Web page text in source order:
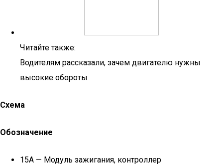
Читайте также:
Водителям рассказали, зачем двигателю нужны
высокие обороты
Схема
Обозначение
15А — Модуль зажигания, контроллер